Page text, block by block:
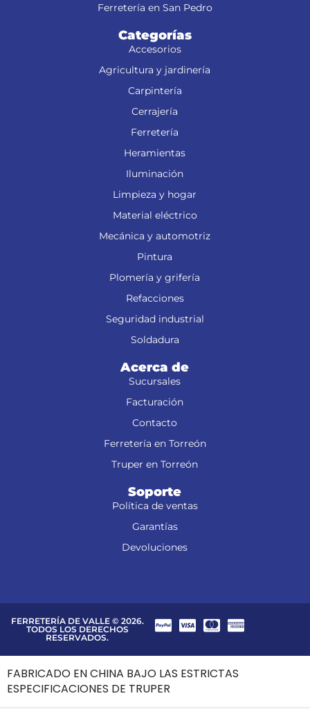
Ferretería en San Pedro
Categorías
Accesorios
Agricultura y jardinería
Carpintería
Cerrajería
Ferretería
Heramientas
Iluminación
Limpieza y hogar
Material eléctrico
Mecánica y automotriz
Pintura
Plomería y grifería
Refacciones
Seguridad industrial
Soldadura
Acerca de
Sucursales
Facturación
Contacto
Ferretería en Torreón
Truper en Torreón
Soporte
Política de ventas
Garantías
Devoluciones
FERRETERÍA DE VALLE © 2026.
TODOS LOS DERECHOS
RESERVADOS.
FABRICADO EN CHINA BAJO LAS ESTRICTAS
ESPECIFICACIONES DE TRUPER